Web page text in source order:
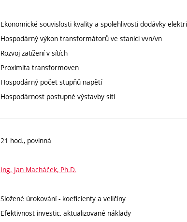
Ekonomické souvislosti kvality a spolehlivosti dodávky
Hospodárný výkon transformátorů ve stanici vvn/vn
Rozvoj zatížení v sítích
Proximita transformoven
Hospodárný počet stupňů napětí
Hospodárnost postupné výstavby sítí
21 hod., povinná
Ing. Jan Macháček, Ph.D.
Složené úrokování - koeficienty a veličiny
Efektivnost investic, aktualizované náklady